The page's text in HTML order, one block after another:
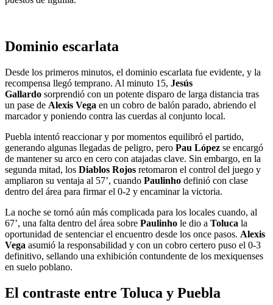
Dominio escarlata
Desde los primeros minutos, el dominio escarlata fue evidente, y la
recompensa llegó temprano. Al minuto 15, Jesús
Gallardo sorprendió con un potente disparo de larga distancia tras
un pase de Alexis Vega en un cobro de balón parado, abriendo el
marcador y poniendo contra las cuerdas al conjunto local.
Puebla intentó reaccionar y por momentos equilibró el partido,
generando algunas llegadas de peligro, pero Pau López se encargó
de mantener su arco en cero con atajadas clave. Sin embargo, en la
segunda mitad, los Diablos Rojos retomaron el control del juego y
ampliaron su ventaja al 57’, cuando Paulinho definió con clase
dentro del área para firmar el 0-2 y encaminar la victoria.
La noche se tornó aún más complicada para los locales cuando, al
67’, una falta dentro del área sobre Paulinho le dio a Toluca la
oportunidad de sentenciar el encuentro desde los once pasos. Alexis
Vega asumió la responsabilidad y con un cobro certero puso el 0-3
definitivo, sellando una exhibición contundente de los mexiquenses
en suelo poblano.
El contraste entre Toluca y Puebla